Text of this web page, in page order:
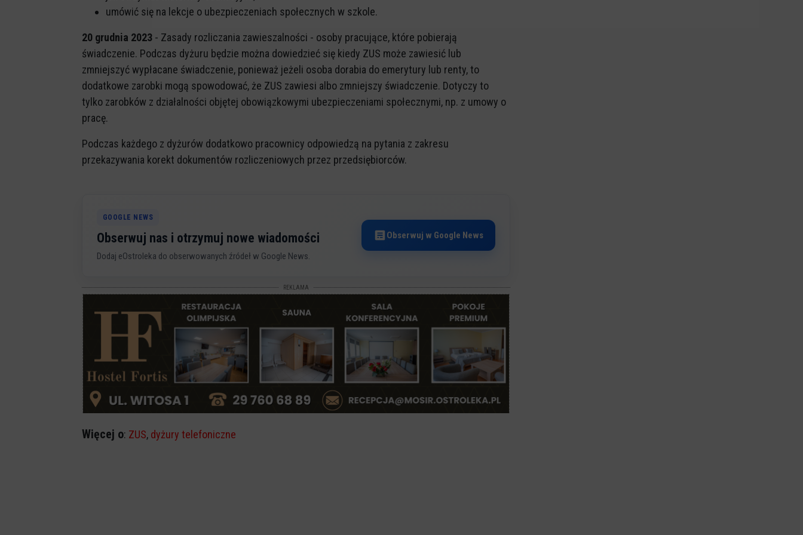
umówić się na lekcje o ubezpieczeniach społecznych w szkole.
20 grudnia 2023 - Zasady rozliczania zawieszalności - osoby pracujące, które pobierają
świadczenie. Podczas dyżuru będzie można dowiedzieć się kiedy ZUS może zawiesić lub
zmniejszyć wypłacane świadczenie, ponieważ jeżeli osoba dorabia do emerytury lub renty, to
dodatkowe zarobki mogą spowodować, że ZUS zawiesi albo zmniejszy świadczenie. Dotyczy to
tylko zarobków z działalności objętej obowiązkowymi ubezpieczeniami społecznymi, np. z umowy o
pracę.
Podczas każdego z dyżurów dodatkowo pracownicy odpowiedzą na pytania z zakresu
przekazywania korekt dokumentów rozliczeniowych przez przedsiębiorców.
GOOGLE NEWS
Obserwuj nas i otrzymuj nowe wiadomości
Dodaj eOstroleka do obserwowanych źródeł w Google News.
Obserwuj w Google News
REKLAMA
Więcej o: ZUS, dyżury telefoniczne